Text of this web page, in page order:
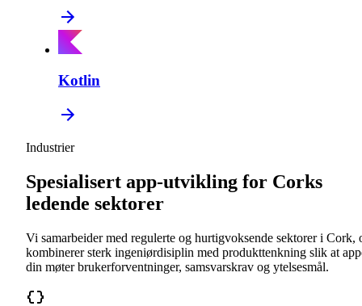
Kotlin
Industrier
Spesialisert app-utvikling for Corks
ledende sektorer
Vi samarbeider med regulerte og hurtigvoksende sektorer i Cork,
kombinerer sterk ingeniørdisiplin med produkttenkning slik at
din møter brukerforventninger, samsvarskrav og ytelsesmål.